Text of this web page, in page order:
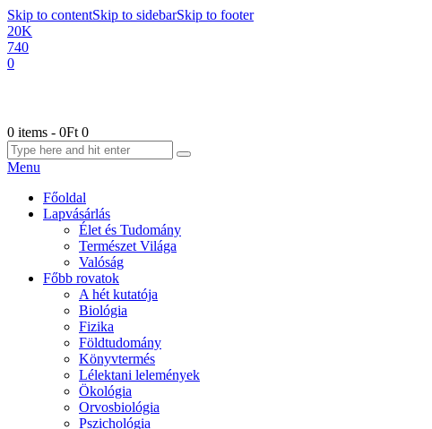
Skip to contentSkip to sidebarSkip to footer
20K
740
0
0 items - 0Ft 0
Menu
Főoldal
Lapvásárlás
Élet és Tudomány
Természet Világa
Valóság
Főbb rovatok
A hét kutatója
Biológia
Fizika
Földtudomány
Könyvtermés
Lélektani lelemények
Ökológia
Orvosbiológia
Pszichológia